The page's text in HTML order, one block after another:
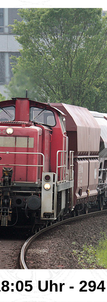
Uhr -